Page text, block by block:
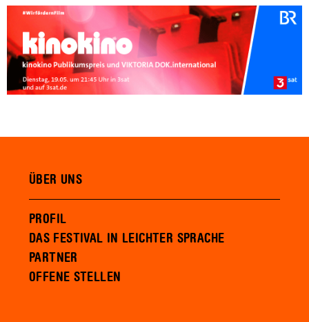
ÜBER UNS
PROFIL
DAS FESTIVAL IN LEICHTER SPRACHE
PARTNER
OFFENE STELLEN